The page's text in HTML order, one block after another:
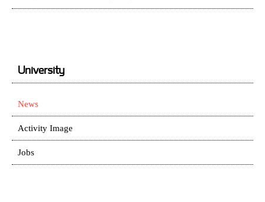
University
News
Activity Image
Jobs